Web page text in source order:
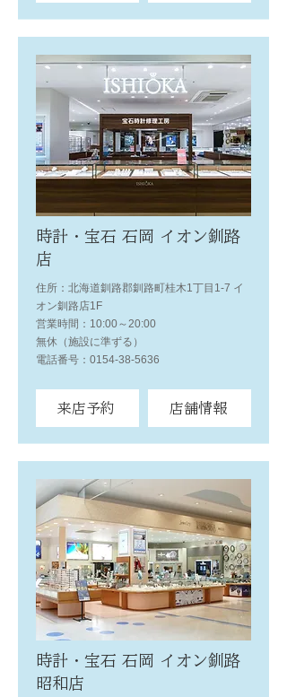
時計・宝石 石岡 イオン釧路
店
住所：北海道釧路郡釧路町桂木1丁目1-7 イ
オン釧路店1F
営業時間：10:00～20:00
無休（施設に準ずる）
電話番号：0154-38-5636
来店予約 店舗情報
時計・宝石 石岡 イオン釧路
昭和店